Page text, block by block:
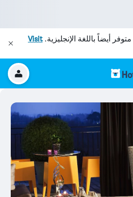
متوفر أيضاً باللغة الإنجليزية.Visit